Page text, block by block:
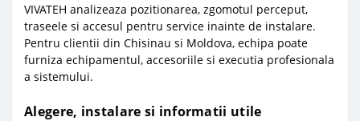
VIVATEH analizeaza pozitionarea, zgomotul perceput,
traseele si accesul pentru service inainte de instalare.
Pentru clientii din Chisinau si Moldova, echipa poate
furniza echipamentul, accesoriile si executia profesionala
a sistemului.
Alegere, instalare si informatii utile